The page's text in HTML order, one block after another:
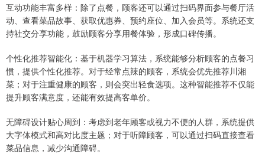
互动功能丰富多样：除了点餐，顾客还可以通过扫码界面参与餐厅活
动、查看菜品故事、获取优惠券、预约座位、加入会员等。系统还支
持社交分享功能，鼓励顾客分享用餐体验，形成口碑传播。
个性化推荐智能化：基于机器学习算法，系统能够分析顾客的点餐习
惯，提供个性化推荐。对于经常点辣的顾客，系统会优先推荐川湘
菜；对于注重健康的顾客，则会突出轻食选项。这种智能推荐不仅能
提升顾客满意度，还能有效提高客单价。
无障碍设计贴心周到：考虑到老年顾客或视力不便的人群，系统提供
大字体模式和高对比度主题；对于听障顾客，可以通过扫码直接查看
菜品信息，减少沟通障碍。